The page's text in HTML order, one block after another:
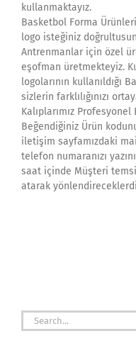
kullanmaktayız.
Basketbol Forma
logo isteğiniz
Antrenmanlar için özel
eşofman üretmekteyiz.
logolarının kullanıldığı
sizlerin farklılığınızı
Kalıplarımız Profesyonel
Beğendiğiniz Ürün
iletişim sayfamızdaki
telefon numaranızı
saat içinde Müşteri
atarak
Search
for: